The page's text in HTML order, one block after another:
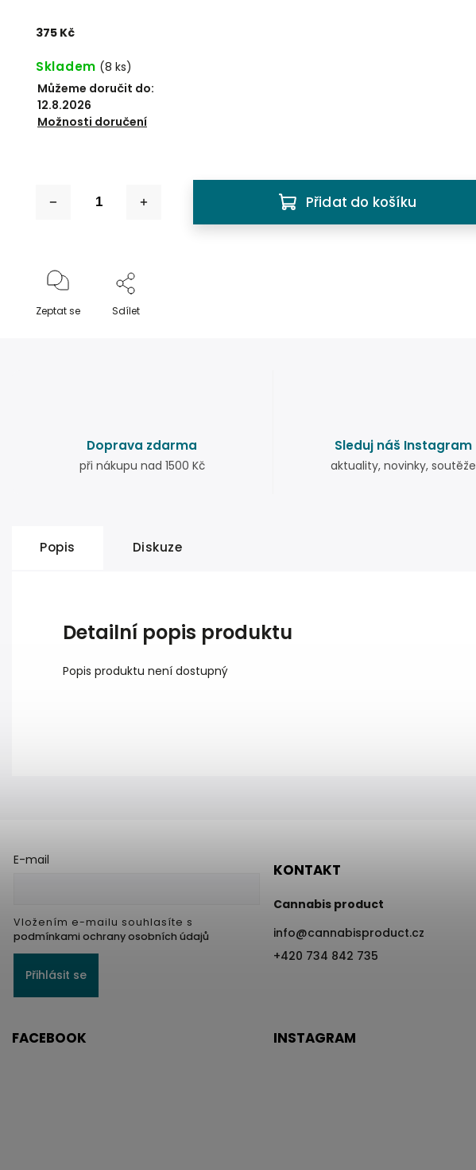
375 Kč
Skladem (8 ks)
Můžeme doručit do:
12.8.2026
Možnosti doručení
Přidat do košíku
Zeptat se Sdílet
Doprava zdarma
při nákupu nad 1500 Kč
Sleduj náš Instagram
aktuality, novinky, soutěže
Popis Diskuze
Detailní popis produktu
Popis produktu není dostupný
E-mail
Vložením e-mailu souhlasíte s
podmínkami ochrany osobních údajů
Přihlásit se
KONTAKT
Cannabis product
info@cannabisproduct.cz
+420 734 842 735
FACEBOOK INSTAGRAM